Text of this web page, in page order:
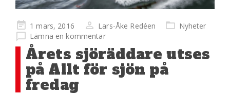
Publicerad
på
1 mars, 2016 Lars-Åke Redéen
Nyheter
Lämna en kommentar
Årets sjöräddare utses
på Allt för sjön på
fredag